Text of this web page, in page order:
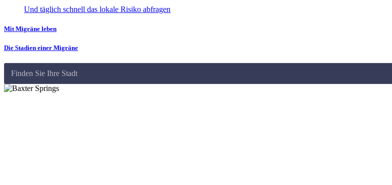
Und täglich schnell das lokale Risiko abfragen
Mit Migräne leben
Die Stadien einer Migräne
Finden Sie Ihre Stadt